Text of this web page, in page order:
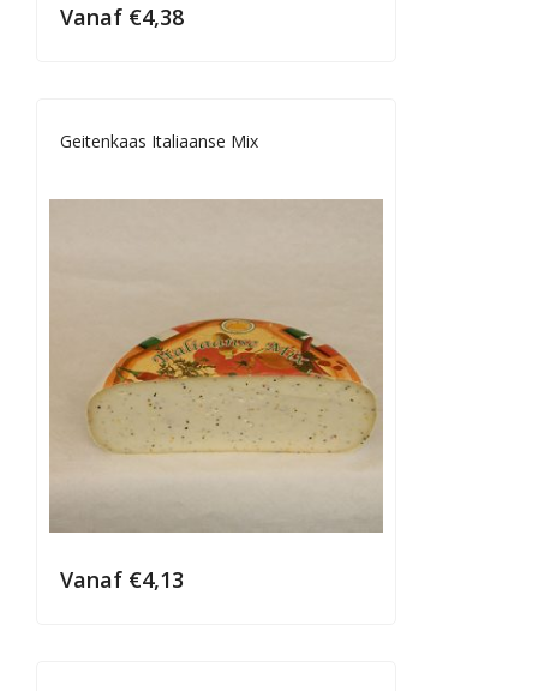
Vanaf €4,38
Geitenkaas Italiaanse Mix
Vanaf €4,13